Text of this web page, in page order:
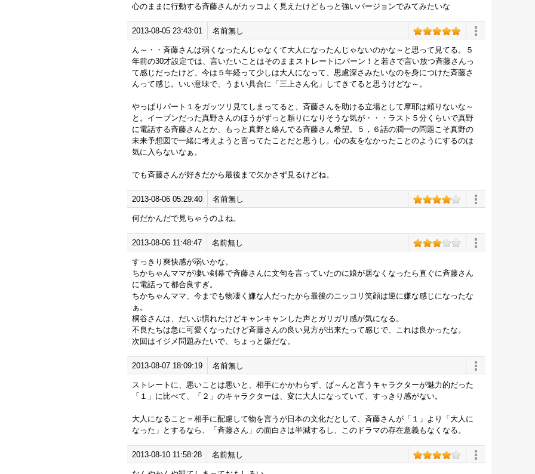
心のままに行動する斉藤さんがカッコよく見えたけどもっと強いバージョンでみてみたいな
2013-08-05 23:43:01 名前無し
ん～・・斉藤さんは弱くなったんじゃなくて大人になったんじゃないのかな～と思って見てる。５
年前の30才設定では、言いたいことはそのままストレートにバーン！と若さで言い放つ斉藤さんっ
て感じだったけど、今は５年経って少しは大人になって、思慮深さみたいなのを身につけた斉藤さ
んって感じ。いい意味で、うまい具合に「三上さん化」してきてると思うけどな～。
やっぱりパート１をガッツリ見てしまってると、斉藤さんを助ける立場として摩耶は頼りないな～
と。イーブンだった真野さんのほうがずっと頼りになりそうな気が・・・ラスト５分くらいで真野
に電話する斉藤さんとか、もっと真野と絡んでる斉藤さん希望。５，６話の潤一の問題こそ真野の
未来予想図で一緒に考えようと言ってたことだと思うし。心の友をなかったことのようにするのは
気に入らないなぁ。
でも斉藤さんが好きだから最後まで欠かさず見るけどね。
2013-08-06 05:29:40 名前無し
何だかんだで見ちゃうのよね。
2013-08-06 11:48:47 名前無し
すっきり爽快感が弱いかな。
ちかちゃんママが凄い剣幕で斉藤さんに文句を言っていたのに娘が居なくなったら直ぐに斉藤さん
に電話って都合良すぎ。
ちかちゃんママ、今までも物凄く嫌な人だったから最後のニッコリ笑顔は逆に嫌な感じになったな
ぁ。
桐谷さんは、だいぶ慣れたけどキャンキャンした声とガリガリ感が気になる。
不良たちは急に可愛くなったけど斉藤さんの良い見方が出来たって感じで、これは良かったな。
次回はイジメ問題みたいで、ちょっと嫌だな。
2013-08-07 18:09:19 名前無し
ストレートに、悪いことは悪いと、相手にかかわらず、ば～んと言うキャラクターが魅力的だった
「１」に比べて、「２」のキャラクターは、変に大人になっていて、すっきり感がない。
大人になること＝相手に配慮して物を言うが日本の文化だとして、斉藤さんが「１」より「大人に
なった」とするなら、「斉藤さん」の面白さは半減するし、このドラマの存在意義もなくなる。
2013-08-10 11:58:28 名前無し